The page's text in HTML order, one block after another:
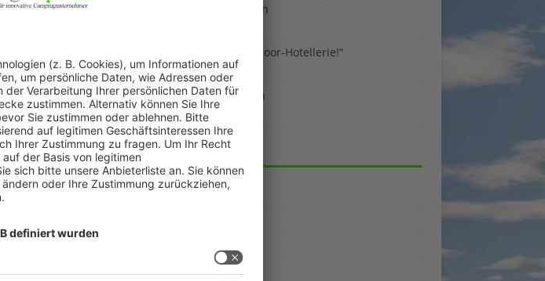
Ferienunterkünften
„Wir sind die Outdoor-Hotellerie!“
1. August 2026
Akku gegen Benzin
29. Juli 2026
KATEGORIEN
Allgemein
Panorama